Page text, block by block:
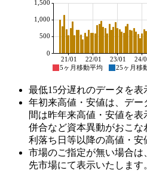
5ヶ月移動平均 25ヶ月移
24/
23/01
22/01
21/01
0
500
1,000
1,500
最低15分遅れのデータを表
年初来高値・安値は、デー
間は昨年来高値・安値を
併合など資本異動がおこ
利落ち日等以降の高値・安
市場のご指定が無い場合
先市場にて表示いたします